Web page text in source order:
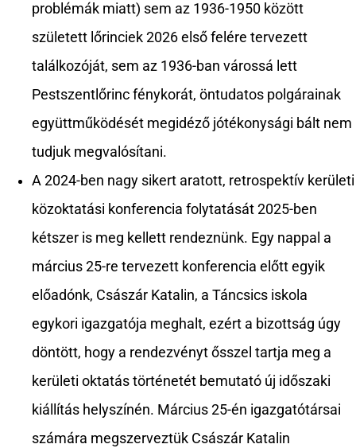
problémák miatt) sem az 1936-1950 között
született lőrinciek 2026 első felére tervezett
találkozóját, sem az 1936-ban várossá lett
Pestszentlőrinc fénykorát, öntudatos polgárainak
együttműködését megidéző jótékonysági bált nem
tudjuk megvalósítani.
A 2024-ben nagy sikert aratott, retrospektív kerületi
közoktatási konferencia folytatását 2025-ben
kétszer is meg kellett rendeznünk. Egy nappal a
március 25-re tervezett konferencia előtt egyik
előadónk, Császár Katalin, a Táncsics iskola
egykori igazgatója meghalt, ezért a bizottság úgy
döntött, hogy a rendezvényt ősszel tartja meg a
kerületi oktatás történetét bemutató új időszaki
kiállítás helyszínén. Március 25-én igazgatótársai
számára megszerveztük Császár Katalin